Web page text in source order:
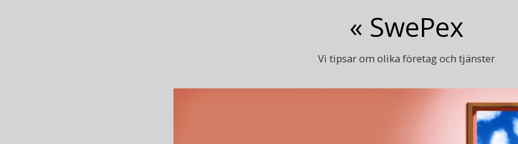
« SwePex
Vi tipsar om olika företag och tjänster